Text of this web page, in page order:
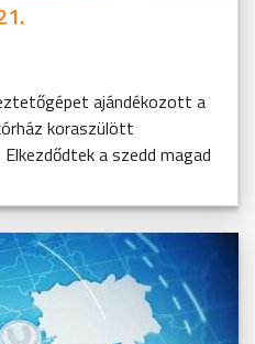
ajándékozott a
koraszülött
a szedd magad